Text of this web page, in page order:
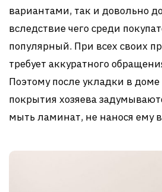
вариантами, так и довольно
вследствие чего среди
популярный. При всех своих
требует аккуратного
Поэтому после укладки в
покрытия хозяева
мыть ламинат, не нанося ему